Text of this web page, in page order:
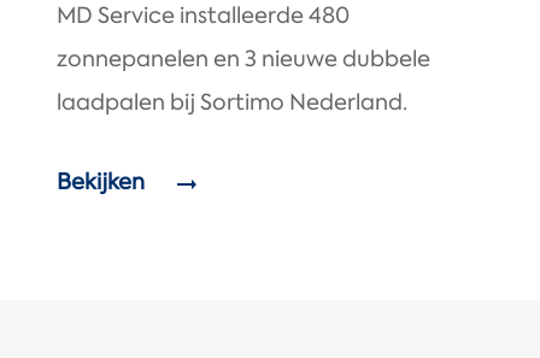
MD Service installeerde 480
zonnepanelen en 3 nieuwe dubbele
laadpalen bij Sortimo Nederland.
Bekijken